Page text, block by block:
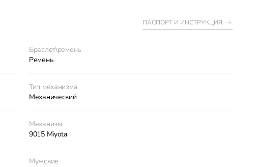
ПАСПОРТ И ИНСТРУКЦИЯ
Браслет\ремень
Ремень
Тип механизма
Механический
Механизм
9015 Miyota
Мужские